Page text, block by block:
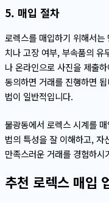
5. 매입 절차
로렉스를 매입하기 위해서
치나 고장 여부, 부속품의 유
나 온라인으로 사진을 제출
동의하면 거래를 진행하면
법이 일반적입니다.
불광동에서 로렉스 시계를
법의 특성을 잘 이해하고, 자
만족스러운 거래를 경험하시
추천 로렉스 매입